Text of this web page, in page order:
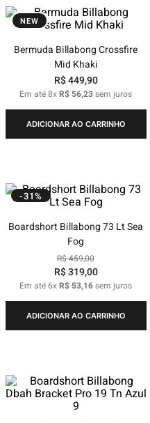
NEW
Bermuda Billabong Crossfire
Mid Khaki
R$449,90
Em até8xR$ 56,23sem juros
ADICIONAR AO CARRINHO
-31%
Boardshort Billabong 73 Lt Sea
Fog
R$459,00
R$319,00
Em até6xR$ 53,16sem juros
ADICIONAR AO CARRINHO